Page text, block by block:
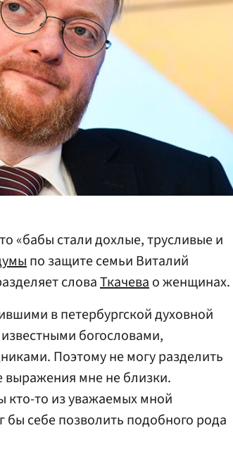
«бабы стали дохлые, трусливые и
по защите семьи Виталий
словаТкачевао женщинах.
в петербургской духовной
богословами,
Поэтому не могу разделить
выражения мне не близки.
кто-то из уважаемых мной
себе позволить подобного рода